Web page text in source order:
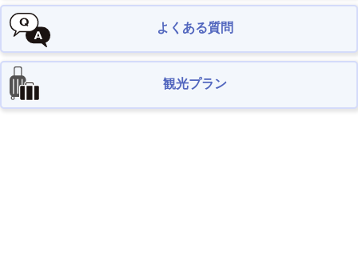
よくある質問
観光プラン